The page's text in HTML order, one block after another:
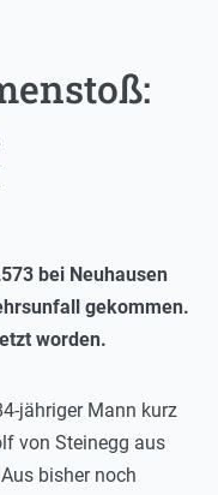
bei Neuhausen
gekommen.
worden.
jähriger Mann kurz
von Steinegg aus
bisher noch